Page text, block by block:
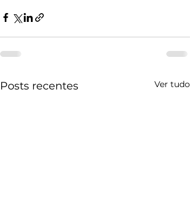
Posts recentes Ver tudo